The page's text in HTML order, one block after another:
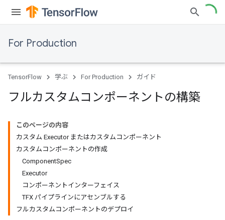
For Production
TensorFlow 学ぶ For Production ガイド
フルカスタムコンポーネントの構築
このページの内容
カスタム Executor またはカスタムコンポーネント
カスタムコンポーネントの作成
ComponentSpec
Executor
コンポーネントインターフェイス
TFX パイプラインにアセンブルする
フルカスタムコンポーネントのデプロイ